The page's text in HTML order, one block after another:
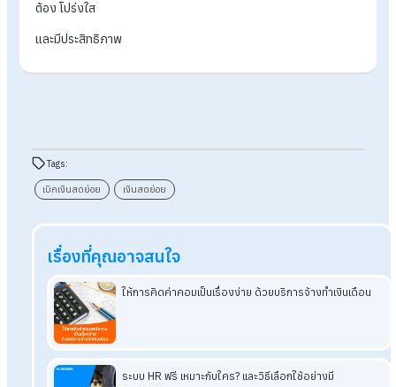
จัดอบรมพนักงานเกี่ยวกับการเบิกเงินสดย่อยและทำคู่มือให้เข้าถึง
บริการรับทำเงินเดือนช่วยในเรื่องการเบิ
บริการรับทำเงินเดือนช่วยอำนวยความสะดวกในการเบิกเงินสดย่อ
โดยการตรวจสอบและบันทึกข้อมูลการใช้จ่ายอย่างถูกต้อง เชื่อมโ
การเบิกกับระบบเงินเดือนเพื่อป้องกันการเบิกซ้ำซ้อน พร้อมจัดกา
เอกสารประกอบให้ครบถ้วน นอกจากนี้ยังสามารถสร้างรายงานที่
โปร่งใสและตรวจสอบได้ ช่วยให้การบริหารงบประมาณและควบคุม
ใช้จ่ายในองค์กรเป็นไปอย่างมีระเบียบและโปร่งใส
สรุป ข้อควรระวังและแนวทางป้องกันคว
ผิดพลาดในการเบิกเงินสดย่อย